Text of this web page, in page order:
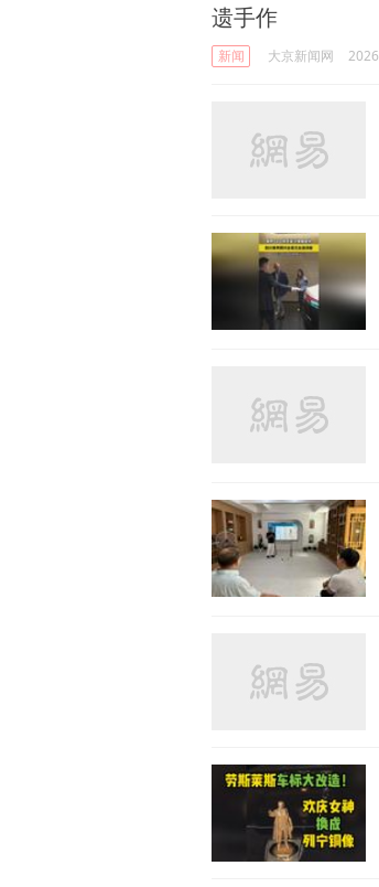
遗手作
新闻 大京新闻网